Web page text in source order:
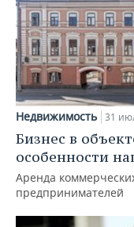
Недвижимость 31
Бизнес в
особенности
Аренда
предпринимателей